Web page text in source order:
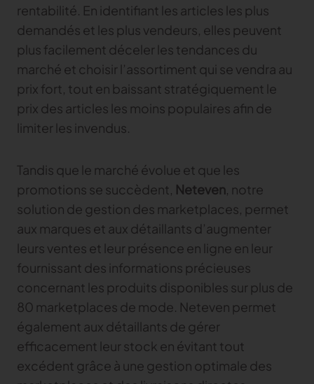
rentabilité. En identifiant les articles les plus
demandés et les plus vendeurs, elles peuvent
plus facilement déceler les tendances du
marché et choisir l’assortiment qui se vendra au
prix fort, tout en baissant stratégiquement le
prix des articles les moins populaires afin de
limiter les invendus.
Tandis que le marché évolue et que les
promotions se succèdent, Neteven, notre
solution de gestion des marketplaces, permet
aux marques et aux détaillants d’augmenter
leurs ventes et leur présence en ligne en leur
fournissant des informations précieuses
concernant les produits disponibles sur plus de
80 marketplaces de mode. Neteven permet
également aux détaillants de gérer
efficacement leur stock en évitant tout
excédent grâce à une gestion optimale des